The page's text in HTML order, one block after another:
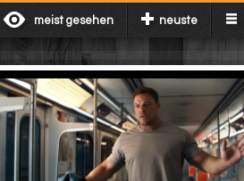
meist gesehen neuste